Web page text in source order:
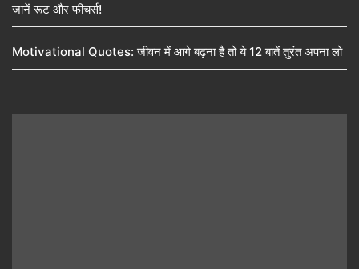
जानें रूट और फीचर्स!
Motivational Quotes: जीवन में आगे बढ़ना है तो ये 12 बातें तुरंत अपना लो